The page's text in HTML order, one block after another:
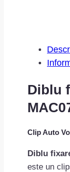
Diblu
Clip Auto
Diblu
este un